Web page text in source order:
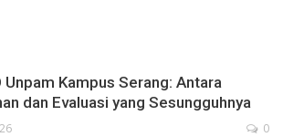
Unpam Kampus Serang: Antara
dan Evaluasi yang Sesungguhnya
0